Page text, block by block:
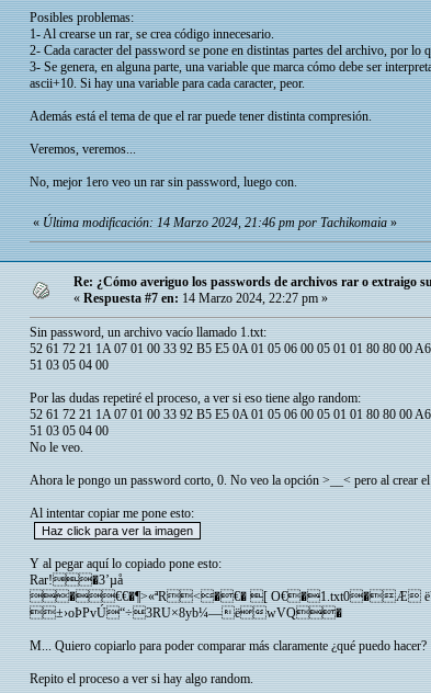
Posibles problemas:
1- Al crearse un rar, se crea código innecesario.
2- Cada caracter del password se pone en distintas partes del archivo, por lo
3- Se genera, en alguna parte, una variable que marca cómo debe ser
ascii+10. Si hay una variable para cada caracter, peor.
Además está el tema de que el rar puede tener distinta compresión.
Veremos, veremos...
No, mejor 1ero veo un rar sin password, luego con.
«Última modificación: 14 Marzo 2024, 21:46 pm por Tachikomaia»
Re: ¿Cómo averiguo los passwords de archivos rar o extraigo
« Respuesta #7 en: 14 Marzo 2024, 22:27 pm »
Sin password, un archivo vacío llamado 1.txt:
52 61 72 21 1A 07 01 00 33 92 B5 E5 0A 01 05 06 00 05 01 01 80 80 00
51 03 05 04 00
Por las dudas repetiré el proceso, a ver si eso tiene algo random:
52 61 72 21 1A 07 01 00 33 92 B5 E5 0A 01 05 06 00 05 01 01 80 80 00
51 03 05 04 00
No le veo.
Ahora le pongo un password corto, 0. No veo la opción >__< pero al crear
Al intentar copiar me pone esto:
Y al pegar aquí lo copiado pone esto:
Rar!�3’µå
�€€�¶>«ªR<�€� [ O€�1.txt0�Æ
±›oÞPvÚ“÷3RU×8yb¼—ëwVQ�
M... Quiero copiarlo para poder comparar más claramente ¿qué puedo hacer?
Repito el proceso a ver si hay algo random.